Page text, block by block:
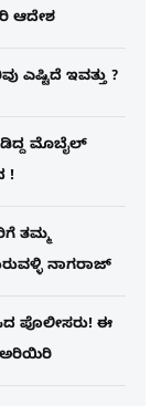
ಆದೇಶ
ಎಷ್ಟಿದೆ ಇವತ್ತು ?
ಮೊಬೈಲ್​
!
ತಮ್ಮ
ನಾಗರಾಜ್​​
ಪೊಲೀಸರು! ಈ
ಅರಿಯಿರಿ